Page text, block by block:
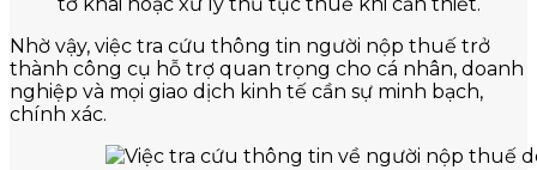
Nhờ vậy, việc tra cứu thông tin người nộp thuế trở
thành công cụ hỗ trợ quan trọng cho cá nhân, doanh
nghiệp và mọi giao dịch kinh tế cần sự minh bạch,
chính xác.